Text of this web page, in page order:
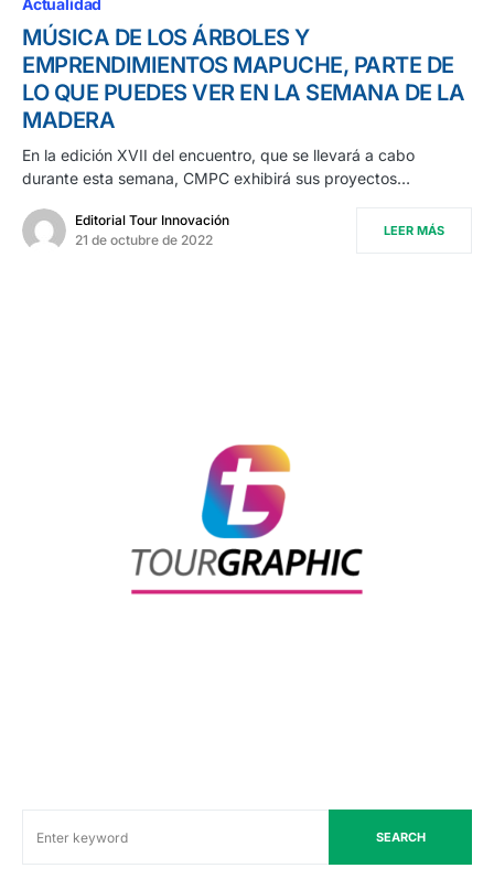
Actualidad
MÚSICA DE LOS ÁRBOLES Y
EMPRENDIMIENTOS MAPUCHE, PARTE DE
LO QUE PUEDES VER EN LA SEMANA DE LA
MADERA
En la edición XVII del encuentro, que se llevará a cabo
durante esta semana, CMPC exhibirá sus proyectos…
Editorial Tour Innovación
21 de octubre de 2022
LEER MÁS
SEARCH